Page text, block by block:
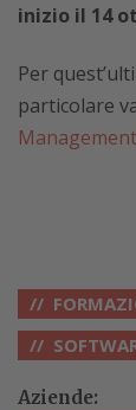
inizio il 14
Per
particolare
Aziende: